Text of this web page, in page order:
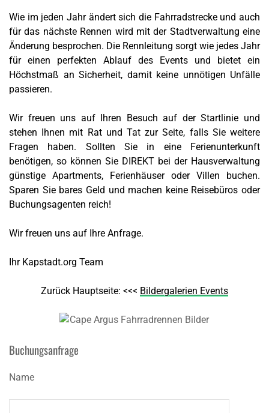
Wie im jeden Jahr ändert sich die Fahrradstrecke und auch
für das nächste Rennen wird mit der Stadtverwaltung eine
Änderung besprochen. Die Rennleitung sorgt wie jedes Jahr
für einen perfekten Ablauf des Events und bietet ein
Höchstmaß an Sicherheit, damit keine unnötigen Unfälle
passieren.
Wir freuen uns auf Ihren Besuch auf der Startlinie und
stehen Ihnen mit Rat und Tat zur Seite, falls Sie weitere
Fragen haben. Sollten Sie in eine Ferienunterkunft
benötigen, so können Sie DIREKT bei der Hausverwaltung
günstige Apartments, Ferienhäuser oder Villen buchen.
Sparen Sie bares Geld und machen keine Reisebüros oder
Buchungsagenten reich!
Wir freuen uns auf Ihre Anfrage.
Ihr Kapstadt.org Team
Zurück Hauptseite: <<< Bildergalerien Events
Buchungsanfrage
Name